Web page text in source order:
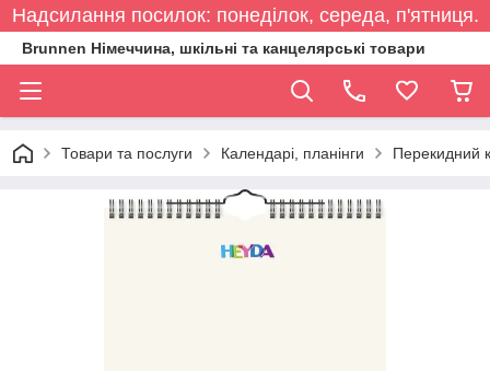
Надсилання посилок: понеділок, середа, п'ятниця.
Brunnen Німеччина, шкільні та канцелярські товари
Товари та послуги Календарі, планінги Перекидний